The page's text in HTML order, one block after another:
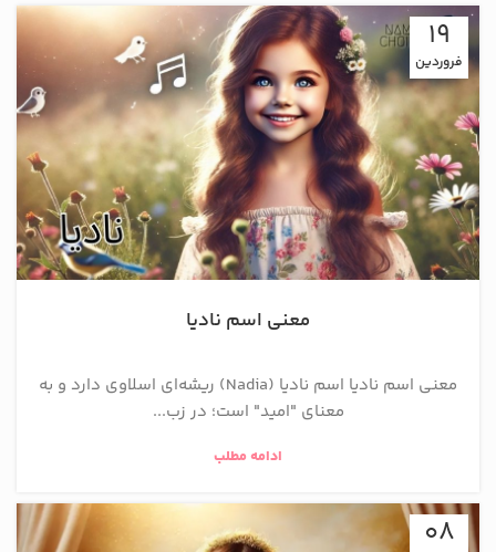
19
فروردین
معنی اسم نادیا
معنی اسم نادیا اسم نادیا (Nadia) ریشه‌ای اسلاوی دارد و به
معنای "امید" است؛ در زب...
ادامه مطلب
08